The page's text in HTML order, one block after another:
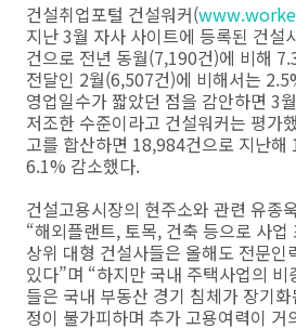
건설취업포털 건설워커(
지난 3월 자사 사이트에 등록된 건설
건으로 전년 동월(7,190건)에 비해
전달인 2월(6,507건)에 비해서는
영업일수가 짧았던 점을 감안하면 3
저조한 수준이라고 건설워커는 평가
고를 합산하면 18,984건으로 지난
6.1% 감소했다.
건설고용시장의 현주소와 관련 유종
“해외플랜트, 토목, 건축 등으로 사
상위 대형 건설사들은 올해도 전문인
있다”며 “하지만 국내 주택사업의 비
들은 국내 부동산 경기 침체가 장기
정이 불가피하며 추가 고용여력이 거